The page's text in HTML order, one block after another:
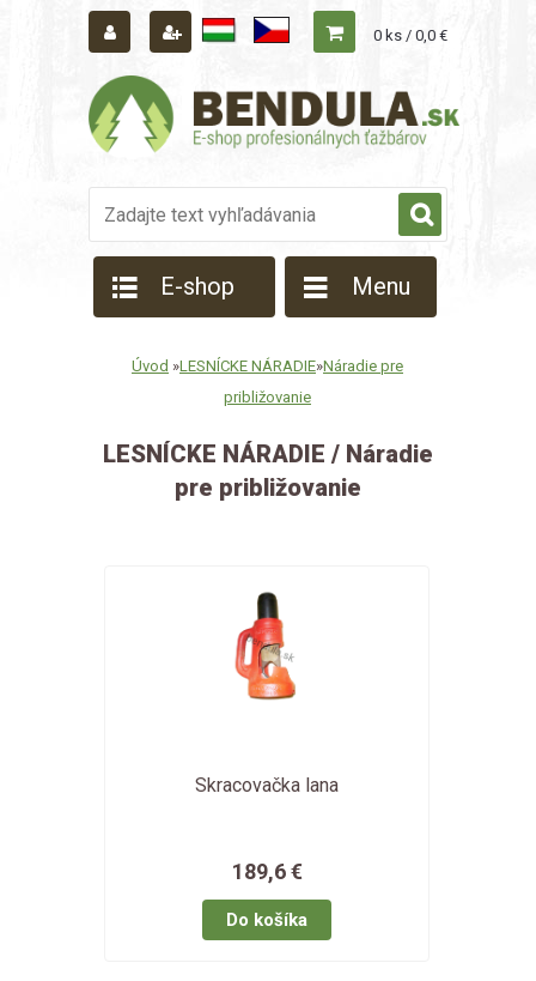
0 ks / 0,0 €
E-shop Menu
Úvod »LESNÍCKE NÁRADIE»Náradie pre
približovanie
LESNÍCKE NÁRADIE / Náradie
pre približovanie
Skracovačka lana
189,6 €